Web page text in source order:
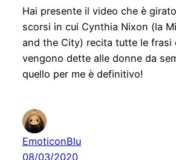
Hai presente il video che è
scorsi in cui Cynthia Nixon (la
and the City) recita tutte le frasi
vengono dette alle donne da
quello per me è definitivo!
EmoticonBlu
08/03/2020